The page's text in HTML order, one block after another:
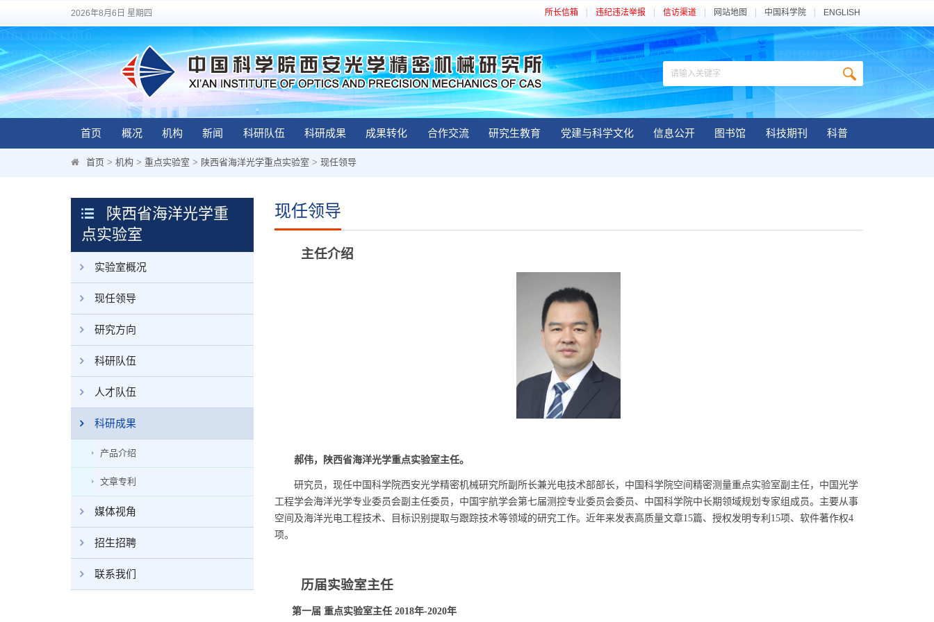
2026年8月6日 星期四 所长信箱 违纪违法举报 信访渠道 网站地图 中国科学院 ENGLISH
首页 概况 机构 新闻 科研队伍 科研成果 成果转化 合作交流 研究生教育 党建与科学文化 信息公开 图书馆 科技期刊 科普
首页 > 机构 > 重点实验室 > 陕西省海洋光学重点实验室 > 现任领导
陕西省海洋光学重
点实验室
实验室概况
现任领导
研究方向
科研队伍
人才队伍
科研成果
产品介绍
文章专利
媒体视角
招生招聘
联系我们
现任领导
主任介绍
郝伟，陕西省海洋光学重点实验室主任。
研究员，现任中国科学院西安光学精密机械研究所副所长兼光电技术部部长，中国科学院空间精密测量重点实验室副主任，中国光学
工程学会海洋光学专业委员会副主任委员，中国宇航学会第七届测控专业委员会委员、中国科学院中长期领域规划专家组成员。主要从事
空间及海洋光电工程技术、目标识别提取与跟踪技术等领域的研究工作。近年来发表高质量文章15篇、授权发明专利15项、软件著作权4
项。
历届实验室主任
第一届 重点实验室主任 2018年-2020年